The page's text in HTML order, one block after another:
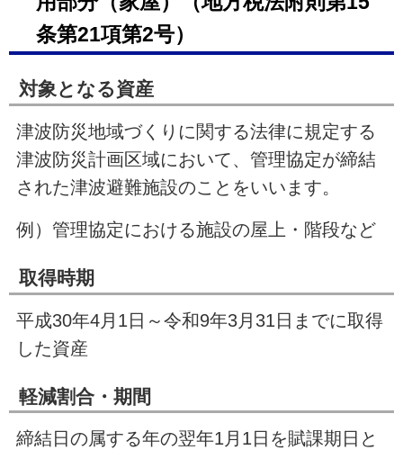
条第21項第2号）
対象となる資産
津波防災地域づくりに関する法律に規定する
津波防災計画区域において、管理協定が締結
された津波避難施設のことをいいます。
例）管理協定における施設の屋上・階段など
取得時期
平成30年4月 1日～令和9年3月 31日までに取得
した資産
軽減割合・期間
締結日の属する年の翌年1 月 1日を賦課期日と